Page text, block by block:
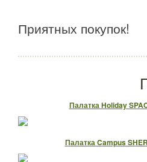
Приятных покупок!
Палатка Holiday
Палатка Campus